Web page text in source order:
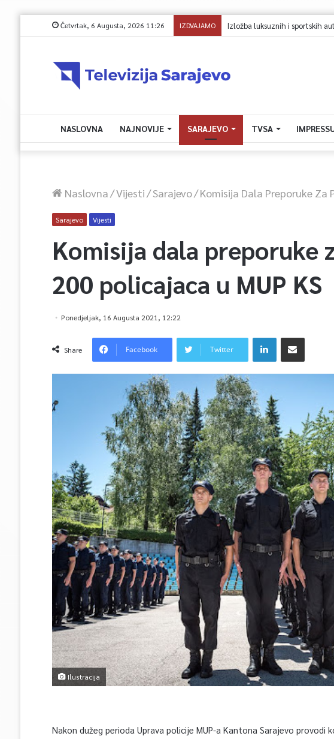
Četvrtak, 6 Augusta, 2026 11:26 IZDVAJAMO Avdić za TVSA: Sarajevo u
NASLOVNA NAJNOVIJE SARAJEVO TVSA
Naslovna/Vijesti/Sarajevo/Komisija Dala Preporuke Za
Sarajevo Vijesti
Komisija dala preporuke
200 policajaca u MUP KS
Ponedjeljak, 16 Augusta 2021, 12:22
Share Facebook Twitter
Ilustracija
Nakon dužeg perioda Uprava policije MUP-a Kantona Sarajevo provodi